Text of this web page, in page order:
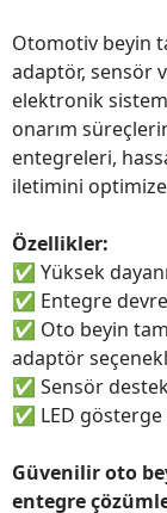
Otomotiv beyin
adaptör, sensör
elektronik
onarım
entegreleri,
iletimini optimize
Özellikler:
✅ Yüksek
✅ Entegre
✅ Oto beyin
adaptör
✅ Sensör
✅ LED
Güvenilir oto
entegre